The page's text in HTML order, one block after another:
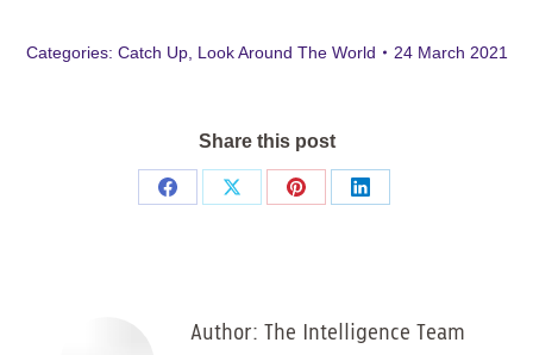
Categories: Catch Up, Look Around The World 24 March 2021
Share this post
Share
Share
Share
Share
Author: The Intelligence Team